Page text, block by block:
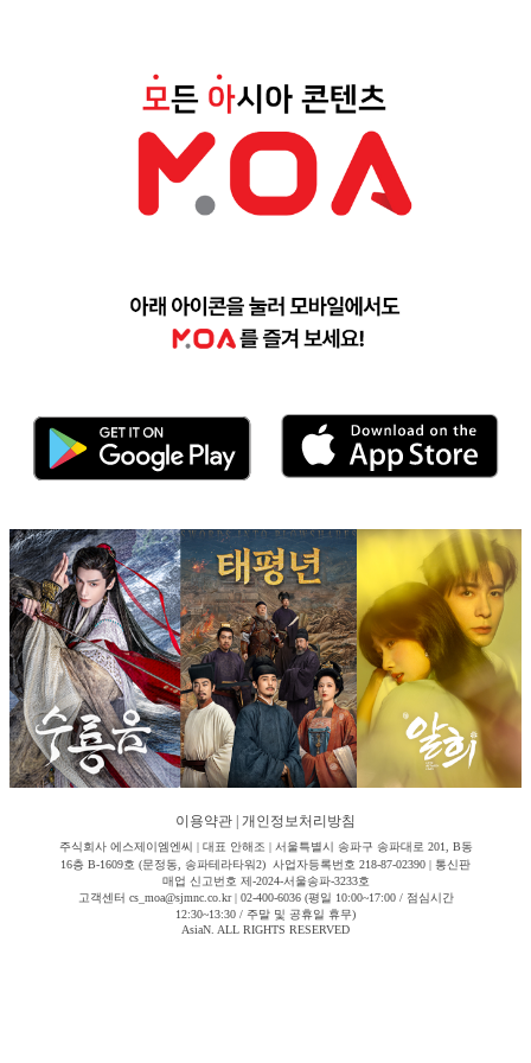
이용약관 개인정보처리방침
주식회사 에스제이엠엔씨 | 대표 안해조 | 서울특별시 송파구 송파대로 201, B동
16층 B-1609호 (문정동, 송파테라타워2) 사업자등록번호 218-87-02390 | 통신판
매업 신고번호 제-2024-서울송파-3233호
고객센터 cs_moa@sjmnc.co.kr | 02-400-6036 (평일 10:00~17:00 / 점심시간
12:30~13:30 / 주말 및 공휴일 휴무)
AsiaN. ALL RIGHTS RESERVED